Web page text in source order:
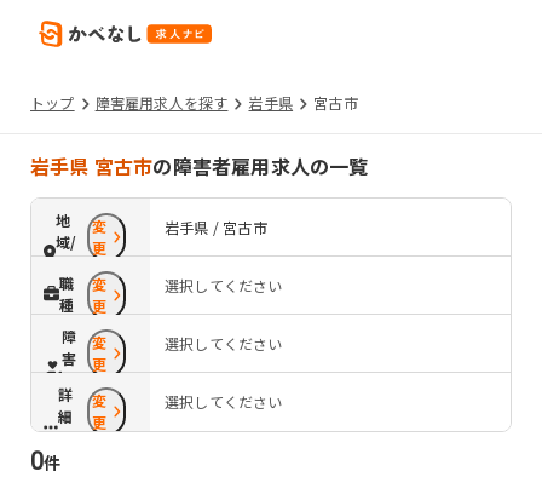
トップ 障害雇用求人を探す 岩手県 宮古市
岩手県 宮古市の障害者雇用求人の一覧
地
域/
路
線
変
更
岩手県 / 宮古市
職
種
変
更
選択してください
障
害
配
慮
変
更
選択してください
詳
細
条
件
変
更
選択してください
0件